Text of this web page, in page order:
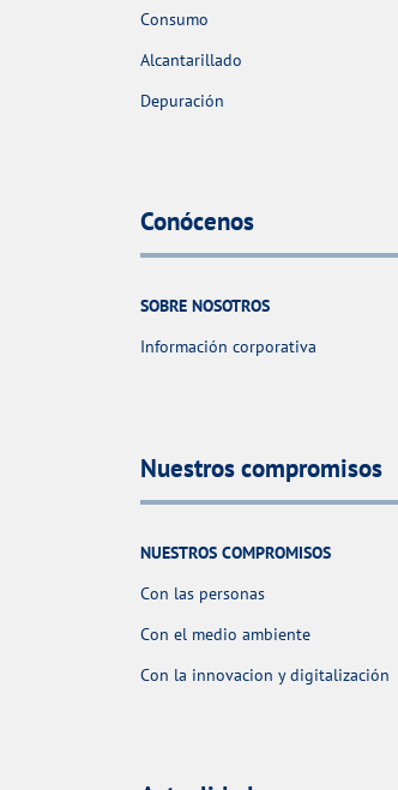
Consumo
Alcantarillado
Depuración
Conócenos
SOBRE NOSOTROS
Información corporativa
Nuestros compromisos
NUESTROS COMPROMISOS
Con las personas
Con el medio ambiente
Con la innovacion y digitalización